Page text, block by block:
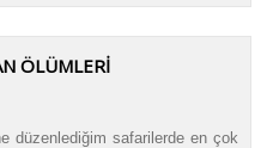
ÖLÜMLERİ
düzenlediğim safarilerde en çok